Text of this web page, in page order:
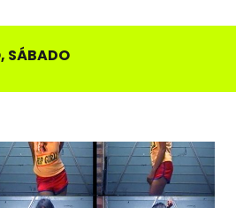
SÁBADO